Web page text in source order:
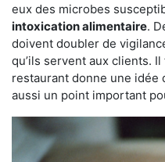
eux des microbes
intoxication alimentaire.
doivent doubler de
qu’ils servent aux clients. Il
restaurant donne une idée
aussi un point important